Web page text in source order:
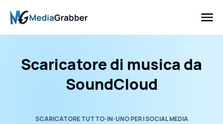
Scaricatore di musica da
SoundCloud
SCARICATORE TUTTO-IN-UNO PER I SOCIAL MEDIA